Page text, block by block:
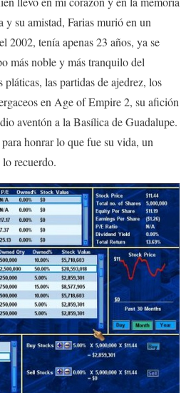
y su amistad, Farias murió en un
2002, tenía apenas 23 años, ya se
más noble y más tranquilo del
las partidas de ajedrez, los
en Age of Empire 2, su afición
aventón a la Basílica de Guadalupe.
honrar lo que fue su vida, un
recuerdo.